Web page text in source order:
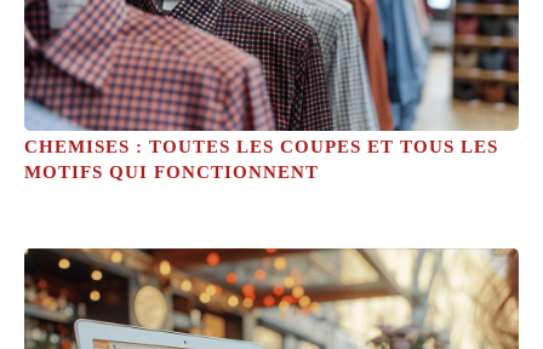
CHEMISES : TOUTES LES COUPES ET TOUS LES
MOTIFS QUI FONCTIONNENT